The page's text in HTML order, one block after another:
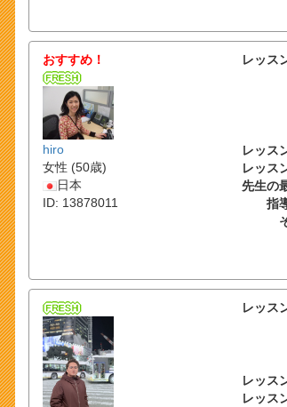
おすすめ！
hiro
女性 (50歳)
日本
ID: 13878011
レッス
レッス
レッス
先生の
指
レッス
レッス
レッス